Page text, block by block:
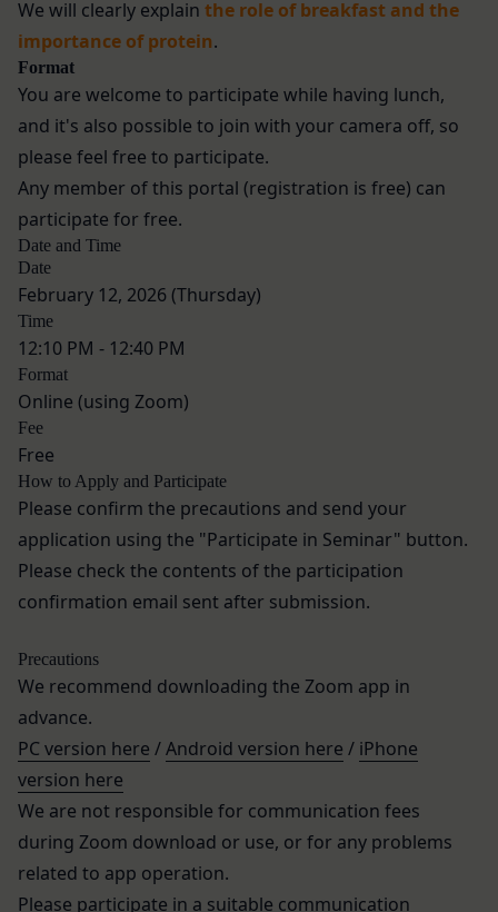
We will clearly explain the role of breakfast and the
importance of protein.
Format
You are welcome to participate while having lunch,
and it's also possible to join with your camera off, so
please feel free to participate.
Any member of this portal (registration is free) can
participate for free.
Date and Time
Date
February 12, 2026 (Thursday)
Time
12:10 PM - 12:40 PM
Format
Online (using Zoom)
Fee
Free
How to Apply and Participate
Please confirm the precautions and send your
application using the "Participate in Seminar" button.
Please check the contents of the participation
confirmation email sent after submission.
Precautions
We recommend downloading the Zoom app in
advance.
PC version here /Android version here / iPhone
version here
We are not responsible for communication fees
during Zoom download or use, or for any problems
related to app operation.
Please participate in a suitable communication
外部サービスとの連携により取得する情報
外部サービスでお客様が利用するIDおよびその他
外部サービスのプライバシー設定によりお客様が提
携先に開示を認めた情報を取得することがありま
す。
取得した個人情報等の利用目的
当社は、お客様からご提供いただいたお客様情報
を、当社各サービスの利用規約において定める利用
目的の範囲内で利用します。
Cookie（クッキー）について
ある情報を提供するためにCookie(以下「クッキ
を使用することがあります。
クッキーは、ウェブサイトを利用されたときにご利
用のパソコンや携帯端末に一時的にデータを保存さ
バに、当社サイト内におけるお客様の行動履歴(ア
クセスしたURL、コンテンツ、参照順序等)や、年
齢や性別、職業、居住地域、位置情報等個人が特定
できない属性情報(それらの組み合わせによっても
個人が特定できないもの)を取得することがありま
す。
合は、ブラウザや携帯端末の設定により、クッキー
の受け取りを拒否することも可能です。なお、クッ
キーの受け取りを拒否された場合、当社のサービス
の一部がご利用できなくなることがあります。
適正管理
当社は、お客様情報への不正なアクセスや漏洩等を
防ぐため、セキュリティーの維持に努めます。ま
た、当社は、当社の通常の事業運営に照らして当社
が不要と判断した場合、お客様から取得したお客様
当社との間で締結する契約に基づき、本サービスと
提携するサービス（以下「提携サービス」といいま
第2条（総則・適用範囲）
本規約は、会員と当社間において本サービスの利用
に関し適用され、登録手続き完了後の本サービスの
提供条件及び当社と会員との権利義務関係を定める
ものです。
個別規定や追加規定を掲載する場合、又は第11条
発信する場合、それらは本規約の一部を構成するも
のとし、個別規定、追加規定又はルール等が本規約
と抵触する場合には、当該個別規定、追加規定又は
会員の明示の承諾を得ることなく、本規約を変更す
ることができるものとします。
前項による本規約の変更をするときは、その効力発
生日を定め、かつ、本規約を変更する旨及び変更後
の本規約の内容並びにその効力発生日を、会員に対
る方法により通知するものとします。ただし、文言
の修正等、会員に不利益を与えるものではない軽微
な変更の場合には、当該通知を省略することができ
ます。
本規約変更の効力発生日後に本サービスの利用を行
った場合、会員は本規約の変更に同意したものとみ
なします。
当社が提供する本サービス以外のサービス又は提携
パートナーが提供するサービスについては、各サー